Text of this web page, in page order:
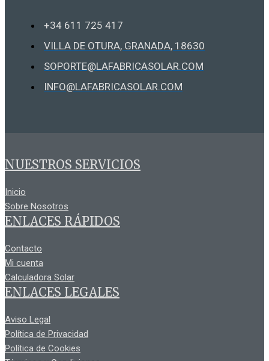
+34 611 725 417
VILLA DE OTURA, GRANADA, 18630
SOPORTE@LAFABRICASOLAR.COM
INFO@LAFABRICASOLAR.COM
NUESTROS SERVICIOS
Inicio
Sobre Nosotros
ENLACES RÁPIDOS
Contacto
Mi cuenta
Calculadora Solar
ENLACES LEGALES
Aviso Legal
Política de Privacidad
Política de Cookies